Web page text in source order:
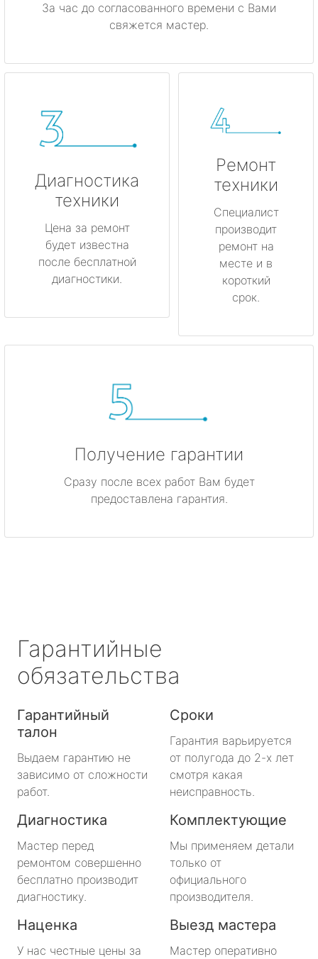
За час до согласованного времени с Вами
свяжется мастер.
Диагностика
техники
Цена за ремонт
будет известна
после бесплатной
диагностики.
Ремонт
техники
Специалист
производит
ремонт на
месте и в
короткий
срок.
Получение гарантии
Сразу после всех работ Вам будет
предоставлена гарантия.
Гарантийные
обязательства
Гарантийный
талон
Выдаем гарантию не
зависимо от сложности
работ.
Сроки
Гарантия варьируется
от полугода до 2-х лет
смотря какая
неисправность.
Диагностика
Мастер перед
ремонтом совершенно
бесплатно производит
диагностику.
Комплектующие
Мы применяем детали
только от
официального
производителя.
Наценка
У нас честные цены за
Выезд мастера
Мастер оперативно